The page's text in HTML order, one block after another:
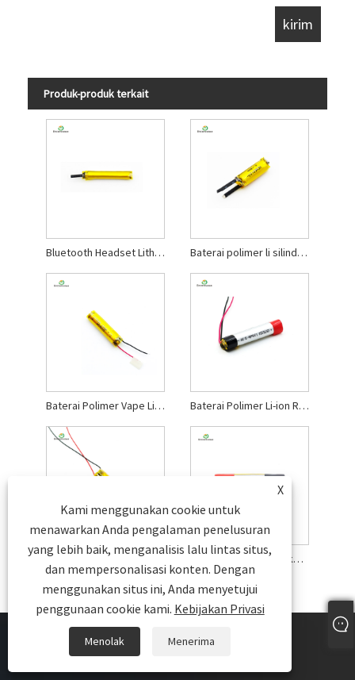
Produk-produk terkait
Bluetooth Headset Lithium Polymer Baterai Baterai polimer li silindris 3.7V
Baterai Polimer Vape Li 100mah Baterai Polimer Li-ion Rokok Elektrik UL
Baterai Polimer Li Rokok Elektrik 120mah
X
Kami menggunakan cookie untuk
menawarkan Anda pengalaman penelusuran
yang lebih baik, menganalisis lalu lintas situs,
dan mempersonalisasi konten. Dengan
menggunakan situs ini, Anda menyetujui
penggunaan cookie kami. Kebijakan Privasi
Menolak Menerima